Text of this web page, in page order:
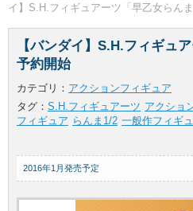
イ】S.H.フィギュアーツ「早乙女らん
【バンダイ】S.H.フィギュ
予約開始
カテゴリ： アクションフィギュア
タグ： S.H.フィギュアーツ アクショ
フィギュア らんま1/2 一般作フィギ
2016年1月発売予定